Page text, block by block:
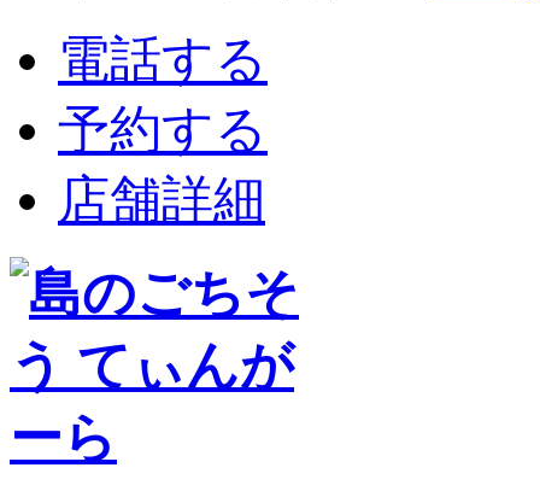
電話する
予約する
店舗詳細